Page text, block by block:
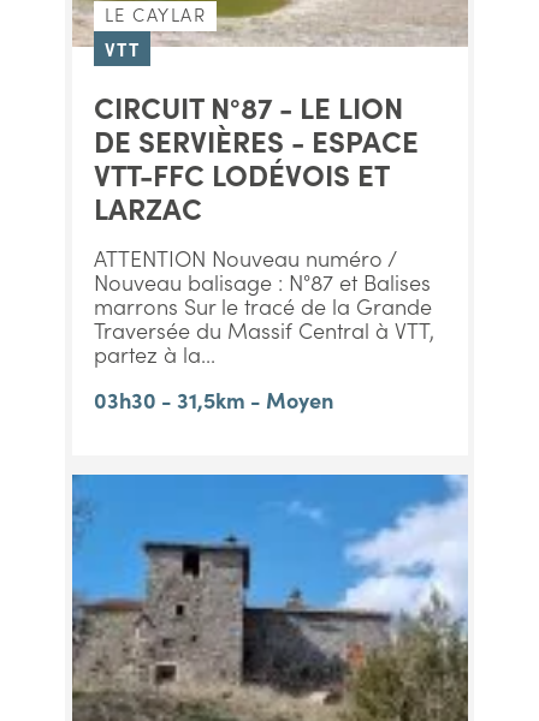
LE CAYLAR
VTT
CIRCUIT N°87 - LE LION
DE SERVIÈRES - ESPACE
VTT-FFC LODÉVOIS ET
LARZAC
ATTENTION Nouveau numéro /
Nouveau balisage : N°87 et Balises
marrons Sur le tracé de la Grande
Traversée du Massif Central à VTT,
partez à la...
03h30 - 31,5km - Moyen